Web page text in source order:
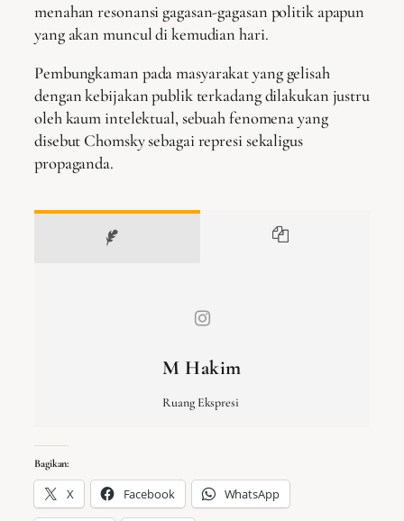
menahan resonansi gagasan-gagasan politik apapun
yang akan muncul di kemudian hari.
Pembungkaman pada masyarakat yang gelisah
dengan kebijakan publik terkadang dilakukan justru
oleh kaum intelektual, sebuah fenomena yang
disebut Chomsky sebagai represi sekaligus
propaganda.
M Hakim
Ruang Ekspresi
Bagikan:
X Facebook WhatsApp